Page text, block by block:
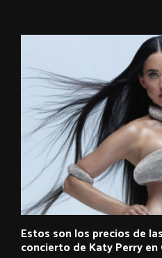
Estos son los precios de
concierto de Katy Perry en